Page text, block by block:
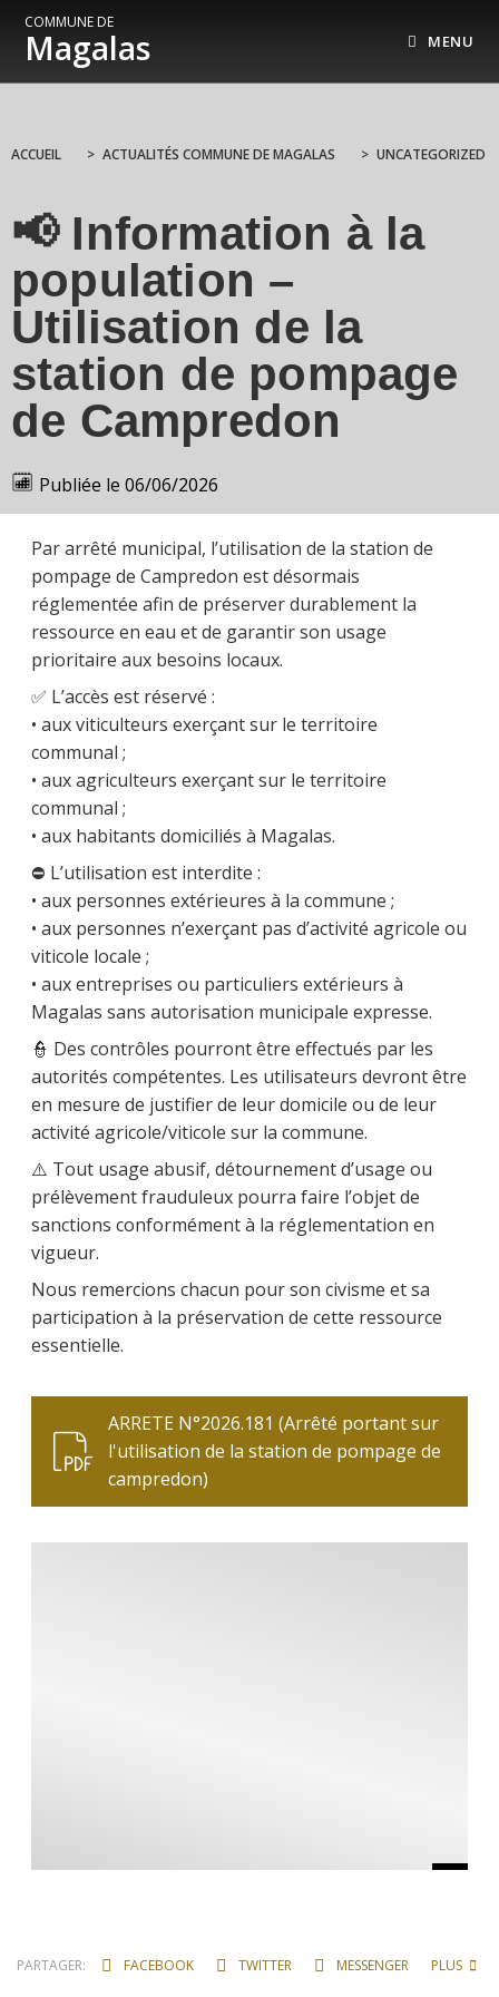
COMMUNE DE
Magalas MENU
ACCUEIL > ACTUALITÉS COMMUNE DE MAGALAS > UNCATEGORIZED
📢 Information à la
population –
Utilisation de la
station de pompage
de Campredon
Publiée le 06/06/2026
Par arrêté municipal, l’utilisation de la station de
pompage de Campredon est désormais
réglementée afin de préserver durablement la
ressource en eau et de garantir son usage
prioritaire aux besoins locaux.
✅ L’accès est réservé :
• aux viticulteurs exerçant sur le territoire
communal ;
• aux agriculteurs exerçant sur le territoire
communal ;
• aux habitants domiciliés à Magalas.
⛔ L’utilisation est interdite :
• aux personnes extérieures à la commune ;
• aux personnes n’exerçant pas d’activité agricole ou
viticole locale ;
• aux entreprises ou particuliers extérieurs à
Magalas sans autorisation municipale expresse.
👮 Des contrôles pourront être effectués par les
autorités compétentes. Les utilisateurs devront être
en mesure de justifier de leur domicile ou de leur
activité agricole/viticole sur la commune.
⚠️ Tout usage abusif, détournement d’usage ou
prélèvement frauduleux pourra faire l’objet de
sanctions conformément à la réglementation en
vigueur.
Nous remercions chacun pour son civisme et sa
participation à la préservation de cette ressource
essentielle.
ARRETE N°2026.181 (Arrêté portant sur
l'utilisation de la station de pompage de
campredon)
PARTAGER: FACEBOOK TWITTER MESSENGER PLUS